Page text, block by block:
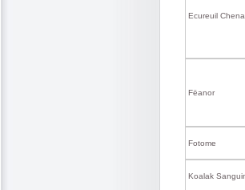
Ecureuil
Fëanor
Fotome
Koalak